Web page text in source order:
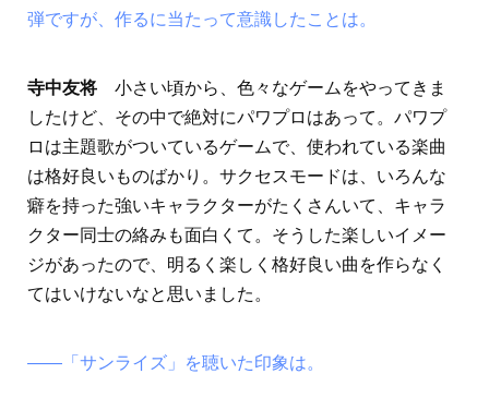
弾ですが、作るに当たって意識したことは。
寺中友将 小さい頃から、色々なゲームをやってきま
したけど、その中で絶対にパワプロはあって。パワプ
ロは主題歌がついているゲームで、使われている楽曲
は格好良いものばかり。サクセスモードは、いろんな
癖を持った強いキャラクターがたくさんいて、キャラ
クター同士の絡みも面白くて。そうした楽しいイメー
ジがあったので、明るく楽しく格好良い曲を作らなく
てはいけないなと思いました。
――「サンライズ」を聴いた印象は。